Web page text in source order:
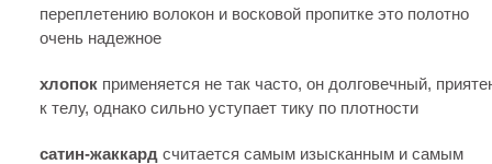
переплетению волокон и восковой пропитке это полотно
очень надежное
хлопок применяется не так часто, он долговечный,
к телу, однако сильно уступает тику по плотности
сатин-жаккард считается самым изысканным и самым